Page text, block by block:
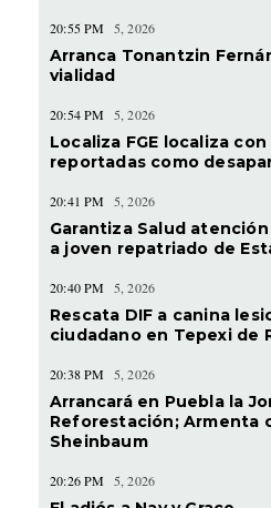
20:55 PM 5, 2026
Arranca Tonantzin
vialidad
20:54 PM 5, 2026
Localiza FGE localiza
reportadas como
20:41 PM 5, 2026
Garantiza Salud
a joven repatriado de
20:40 PM 5, 2026
Rescata DIF a canina
ciudadano en Tepexi de
20:38 PM 5, 2026
Arrancará en Puebla la
Reforestación; Armenta
Sheinbaum
20:26 PM 5, 2026